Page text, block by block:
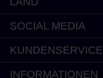
SOCIAL MEDIA
KUNDENSERVICE
INFORMATIONEN